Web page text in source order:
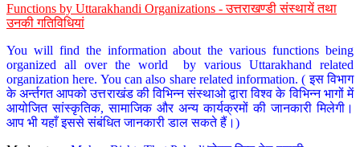
Functions by Uttarakhandi Organizations - उत्तराखण्डी संस्थायें तथा
उनकी गतिविधियां
You will find the information about the various functions being
organized all over the world by various Uttarakhand related
organization here. You can also share related information. ( इस विभाग
के अर्न्तगत आपको उत्तराखंड की विभिन्न संस्थाओ द्वारा विश्व के विभिन्न भागों में
आयोजित सांस्कृतिक, सामाजिक और अन्य कार्यक्रमों की जानकारी मिलेगी।
आप भी यहाँ इससे संबंधित जानकारी डाल सकते हैं।)